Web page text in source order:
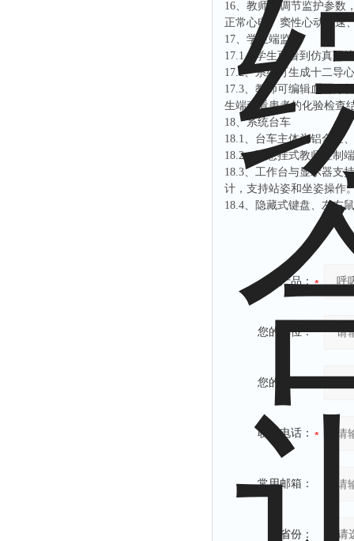
16、教师可调节监护参数
正常心电、窦性心动过速
17、学生端监护
17.1、学生可看到仿真监
17.2、系统可生成十二导
17.3、教师可编辑血气分
生端查看患者的化验检查
18、系统台车
18.1、台车主体为铝合金
18.2、可悬挂式教师控制
18.3、工作台与显示器支
计，支持站姿和坐姿操作
18.4、隐藏式键盘、左右
产品：
您的单位：
您的姓名：
联系电话：
常用邮箱：
省份：